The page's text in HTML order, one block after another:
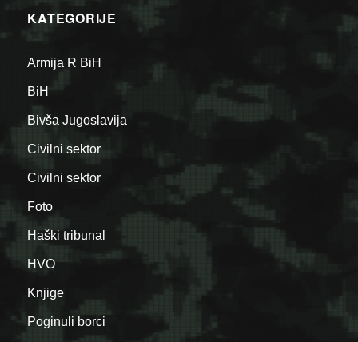
KATEGORIJE
Armija R BiH
BiH
Bivša Jugoslavija
Civilni sektor
Civilni sektor
Foto
Haški tribunal
HVO
Knjige
Poginuli borci